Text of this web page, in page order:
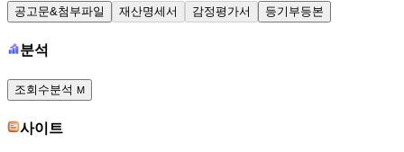
공고문&첨부파일 재산명세서 감정평가서 등기부등본
분석
조회수분석 M
사이트